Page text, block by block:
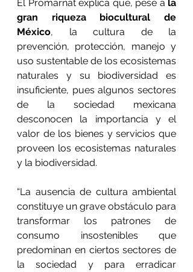
El Promarnat explica que, pese a la
gran riqueza biocultural de
México, la cultura de la
prevención, protección, manejo y
uso sustentable de los ecosistemas
naturales y su biodiversidad es
insuficiente, pues algunos sectores
de la sociedad mexicana
desconocen la importancia y el
valor de los bienes y servicios que
proveen los ecosistemas naturales
y la biodiversidad.
“La ausencia de cultura ambiental
constituye un grave obstáculo para
transformar los patrones de
consumo insostenibles que
predominan en ciertos sectores de
la sociedad y para erradicar